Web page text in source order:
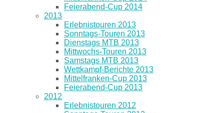
Feierabend-Cup 2014
2013
Erlebnistouren 2013
Sonntags-Touren 2013
Dienstags MTB 2013
Mittwochs-Touren 2013
Samstags MTB 2013
Wettkampf-Berichte 2013
Mittelfranken-Cup 2013
Feierabend-Cup 2013
2012
Erlebnistouren 2012